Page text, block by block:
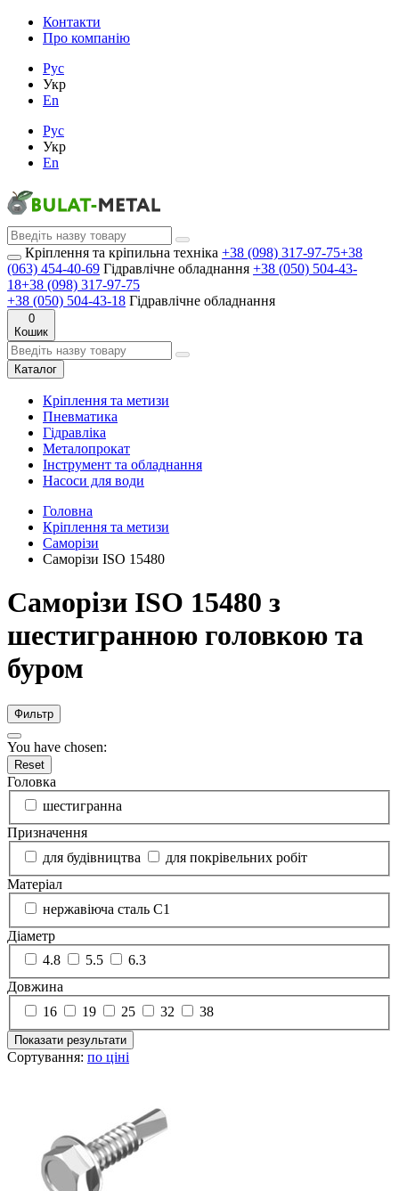
Контакти
Про компанію
Рус
Укр
En
Рус
Укр
En
Кріплення та кріпильна техніка +38 (098) 317-97-75+38
(063) 454-40-69 Гідравлічне обладнання +38 (050) 504-43-
18+38 (098) 317-97-75
+38 (050) 504-43-18 Гідравлічне обладнання
0
Кошик
Каталог
Кріплення та метизи
Пневматика
Гідравліка
Металопрокат
Інструмент та обладнання
Насоси для води
Головна
Кріплення та метизи
Саморізи
Саморізи ISO 15480
Саморізи ISO 15480 з
шестигранною головкою та
буром
Фильтр
You have chosen:
Reset
Головка
шестигранна
Призначення
для будівництва
для покрівельних робіт
Матеріал
нержавіюча сталь C1
Діаметр
4.8
5.5
6.3
Довжина
16
19 25 32 38
Показати результати
Сортування: по ціні